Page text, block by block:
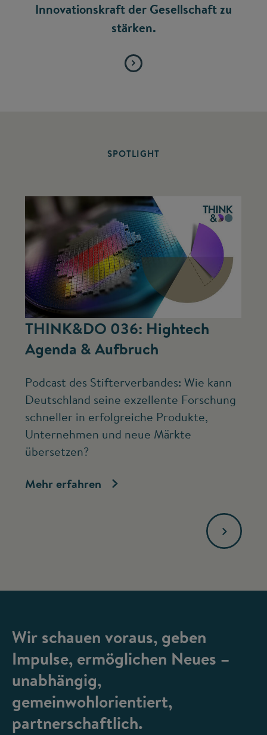
Innovationskraft der Gesellschaft zu
stärken.
SPOTLIGHT
THINK&DO 036: Hightech
Agenda & Aufbruch
Podcast des Stifterverbandes: Wie kann
Deutschland seine exzellente Forschung
schneller in erfolgreiche Produkte,
Unternehmen und neue Märkte
übersetzen?
Mehr erfahren
Wir schauen voraus, geben
Impulse, ermöglichen Neues –
unabhängig,
gemeinwohlorientiert,
partnerschaftlich.